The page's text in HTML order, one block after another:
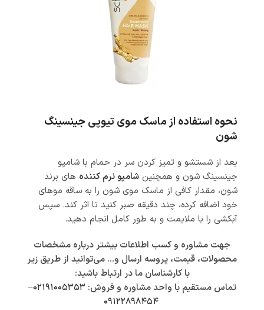
نحوه استفاده از ماسک موی تیوپی جینسینگ
شون
بعد از شستشو و تمیز کردن سر در حمام با شامپو
جینسینگ شون و همچنین شامپو نرم کننده های برند
شون، مقدار کافی از ماسک موی شون را به ساقه موهای
خود اضافه کرده، چند دقیقه صبر کنید تا اثر کند. سپس
آبکشی را با ملایمت و به طور کامل انجام دهید.
جهت مشاوره و کسب اطلاعات بیشتر درباره مشخصات
محصولات، قیمت، پروسه ارسال و… می‌توانید از طریق زیر
با کارشناسان ما در ارتباط باشید:
تماس مستقیم با واحد مشاوره و فروش: ۰۲۱۹۱۰۰۵۳۵۳–
۰۹۱۲۲۸۹۸۴۵۴